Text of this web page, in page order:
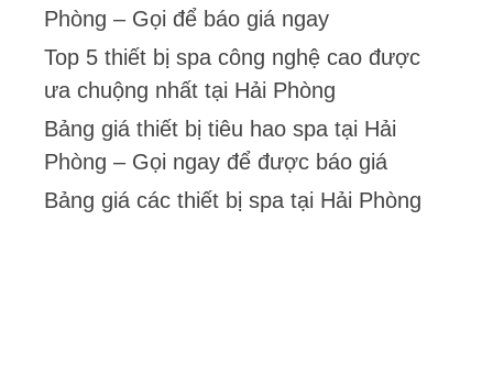
Phòng – Gọi để báo giá ngay
Top 5 thiết bị spa công nghệ cao được
ưa chuộng nhất tại Hải Phòng
Bảng giá thiết bị tiêu hao spa tại Hải
Phòng – Gọi ngay để được báo giá
Bảng giá các thiết bị spa tại Hải Phòng